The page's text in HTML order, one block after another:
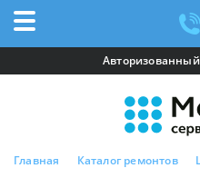
Главная Каталог ремонтов